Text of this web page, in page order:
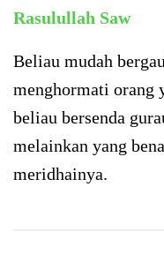
Rasulullah Saw
Beliau mudah
menghormati orang
beliau bersenda
melainkan yang
meridhainya.